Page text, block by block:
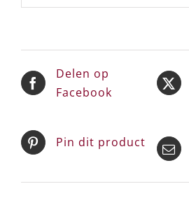
Delen op
Facebook
Pin dit product